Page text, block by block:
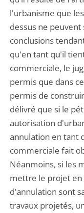
l'urbanisme que
dessus ne
conclusions
qu'en tant qu'il
commerciale, le
permis que dans
permis de
délivré que si le
autorisation
annulation en tant
commerciale fait
Néanmoins, si les
mettre le projet en
d'annulation sont
travaux projetés,